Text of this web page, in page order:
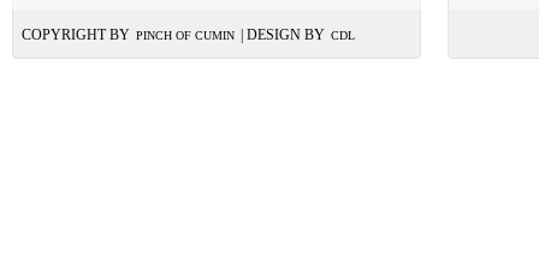
COPYRIGHT BY PINCH OF CUMIN | DESIGN BY CDL